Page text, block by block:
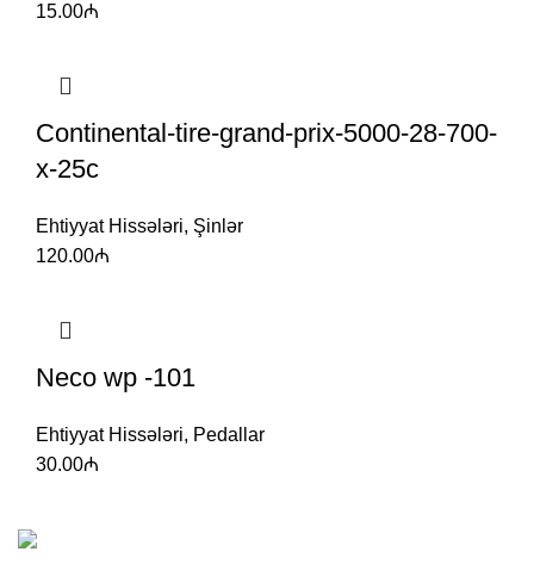
15.00₼
Continental-tire-grand-prix-5000-28-700-
x-25c
Ehtiyyat Hissələri, Şinlər
120.00₼
Neco wp -101
Ehtiyyat Hissələri, Pedallar
30.00₼